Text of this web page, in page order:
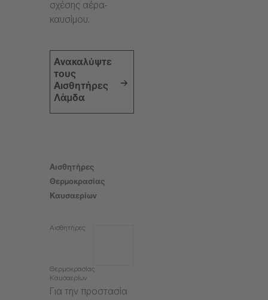
σχέσης αέρα-
καυσίμου.
Ανακαλύψτε
τους
Αισθητήρες
Λάμδα
Αισθητήρες
Θερμοκρασίας
Καυσαερίων
Αισθητήρες
Θερμοκρασίας
Καυσαερίων
Για την προστασία